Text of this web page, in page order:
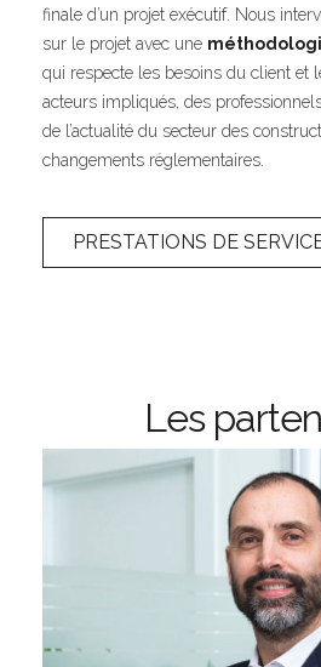
finale d’un projet exécutif. Nous
sur le projet avec une
qui respecte les besoins du client et
acteurs impliqués, des
de l’actualité du secteur des
changements réglementaires.
PRESTATIONS DE
Les